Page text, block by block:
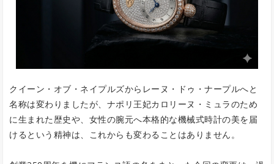
クイーン・オブ・ネイプルズからレーヌ・ドゥ・ナープルへと
名称は変わりましたが、ナポリ王妃カロリーヌ・ミュラのため
に生まれた歴史や、女性の腕元へ本格的な機械式時計の美を届
けるという精神は、これからも変わることはありません。